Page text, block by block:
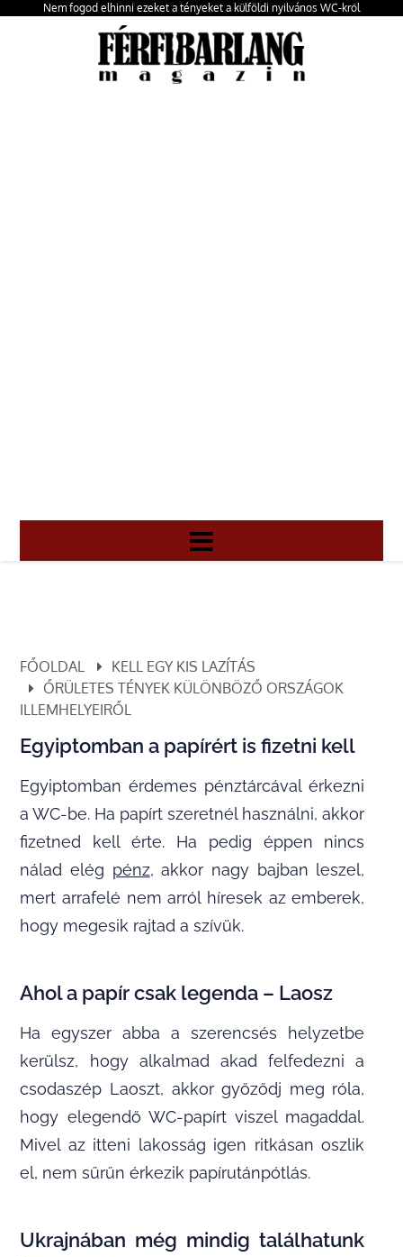
Nem fogod elhinni ezeket a tényeket a külföldi nyilvános WC-kről
FŐOLDAL
KELL EGY KIS LAZÍTÁS
ŐRÜLETES TÉNYEK KÜLÖNBÖZŐ ORSZÁGOK
ILLEMHELYEIRŐL
Egyiptomban a papírért is fizetni kell
Egyiptomban érdemes pénztárcával érkezni
a WC-be. Ha papírt szeretnél használni, akkor
fizetned kell érte. Ha pedig éppen nincs
nálad elég pénz, akkor nagy bajban leszel,
mert arrafelé nem arról híresek az emberek,
hogy megesik rajtad a szívük.
Ahol a papír csak legenda – Laosz
Ha egyszer abba a szerencsés helyzetbe
kerülsz, hogy alkalmad akad felfedezni a
csodaszép Laoszt, akkor győződj meg róla,
hogy elegendő WC-papírt viszel magaddal.
Mivel az itteni lakosság igen ritkásan oszlik
el, nem sűrűn érkezik papírutánpótlás.
Ukrajnában még mindig találhatunk